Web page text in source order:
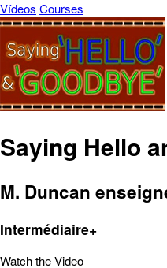
Vídeos Courses
Saying Hello
M. Duncan
Intermédiaire+
Watch the Video